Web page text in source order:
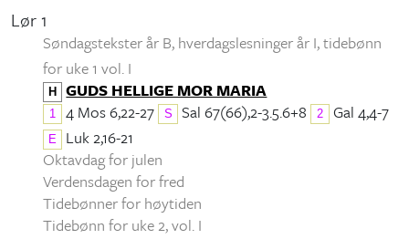
Lør 1
Søndagstekster år B, hverdagslesninger år I, tidebønn
for uke 1 vol. I
H GUDS HELLIGE MOR MARIA
1 4 Mos 6,22-27 S Sal 67(66),2-3.5.6+8 2 Gal 4,4-7
E
Luk 2,16-21
Oktavdag for julen
Verdensdagen for fred
Tidebønner for høytiden
Tidebønn for uke 2, vol. I